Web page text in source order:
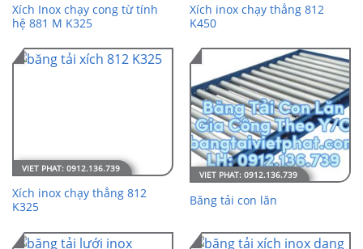
Xích Inox chạy cong từ tính
hệ 881 M K325
Xích inox chạy thẳng 812
K450
Xích inox chạy thẳng 812
K325
Băng tải con lăn